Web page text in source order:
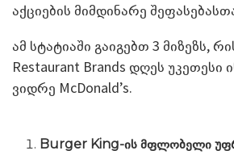
აქციების მიმდინარე
ამ სტატიაში გაიგებთ 3 მიზეზს,
Restaurant Brands დღეს უკეთესი
ვიდრე McDonald’s.
Burger King-ის მფლობელი